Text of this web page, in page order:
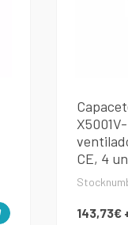
CE, 4
143,73€